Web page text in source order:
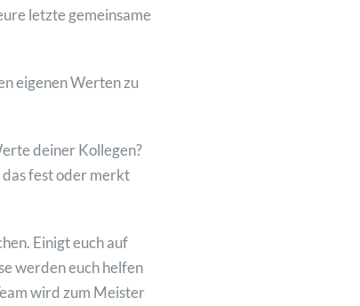
letzte gemeinsame
eigenen Werten zu
deiner Kollegen?
fest oder merkt
Einigt euch auf
werden euch helfen
wird zum Meister